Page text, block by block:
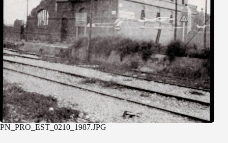
PN_PRO_EST_0210_1987.JPG